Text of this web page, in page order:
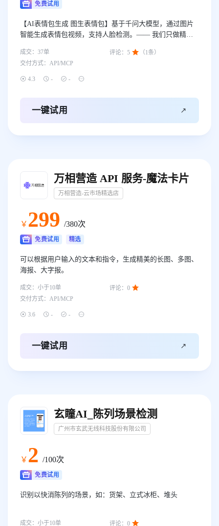
免费试用
【AI表情包生成 图生表情包】基于千问大模型，通过图片
智能生成表情包视频，支持人脸检测。—— 我们只做精
成交： 37单 评论： 5  （1条）
交付方式： API/MCP
 4.3  -  - 
一键试用 
万相营造 API 服务-魔法卡片
万相营造-云市场精选店
￥ 299 /380次
免费试用 精选
可以根据用户输入的文本和指令，生成精美的长图、多图、
海报、大字报。
成交： 小于10单 评论： 0 
交付方式： API/MCP
 3.6  -  - 
一键试用 
玄瞳AI_陈列场景检测
广州市玄武无线科技股份有限公司
￥ 2 /100次
免费试用
识别以快消陈列的场景，如：货架、立式冰柜、堆头
成交： 小于10单 评论： 0 